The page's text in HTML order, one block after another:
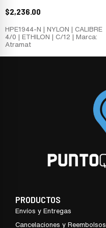
$2,236.00
HPE1944-N | NYLON | CALIBRE
4/0 | ETHILON | C/12 | Marca:
Atramat
PRODUCTOS
Envíos y Entregas
Cancelaciones y Reembolsos